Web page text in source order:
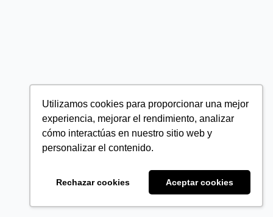
Utilizamos cookies para proporcionar una mejor
experiencia, mejorar el rendimiento, analizar
cómo interactúas en nuestro sitio web y
personalizar el contenido.
Rechazar cookies Aceptar cookies